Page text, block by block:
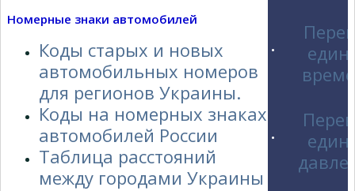
Номерные знаки автомобилей
Коды старых и новых
автомобильных номеров
для регионов Украины.
Коды на номерных знаках
автомобилей России
Таблица расстояний
между городами Украины
•
•